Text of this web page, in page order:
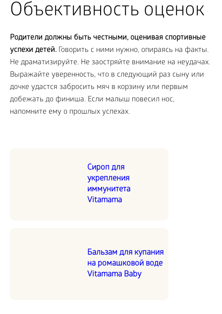
Объективность оценок
Родители должны быть честными, оценивая спортивные
успехи детей. Говорить с ними нужно, опираясь на факты.
Не драматизируйте. Не заостряйте внимание на неудачах.
Выражайте уверенность, что в следующий раз сыну или
дочке удастся забросить мяч в корзину или первым
добежать до финиша. Если малыш повесил нос,
напомните ему о прошлых успехах.
Сироп для
укрепления
иммунитета
Vitamama
Бальзам для купания
на ромашковой воде
Vitamama Baby